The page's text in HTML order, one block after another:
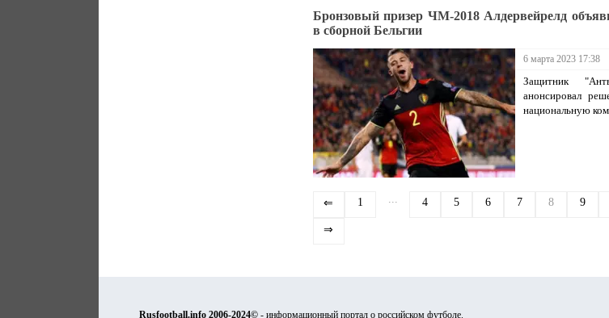
Бронзовый призер ЧМ-2018 Алдервейрелд
в сборной Бельгии
6 марта 2023 17:38
Защитник
анонсировал
национальную
⇐ 1 ... 4 5 6 7 8 9
⇒
Rusfootball.info 2006-2024© - информационный портал о российском футболе.